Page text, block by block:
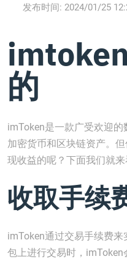
发布时间: 2024/01/25
的
imToken是一款广受欢迎
加密货币和区块链资产。
现收益的呢？下面我们就来
收取手续
imToken通过交易手续费
包上进行交易时，